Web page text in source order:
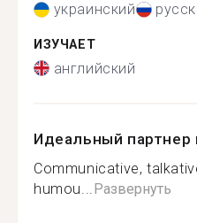
украинский
ИЗУЧАЕТ
английский
Идеальный партнер
Communicative,
humou... Развернуть